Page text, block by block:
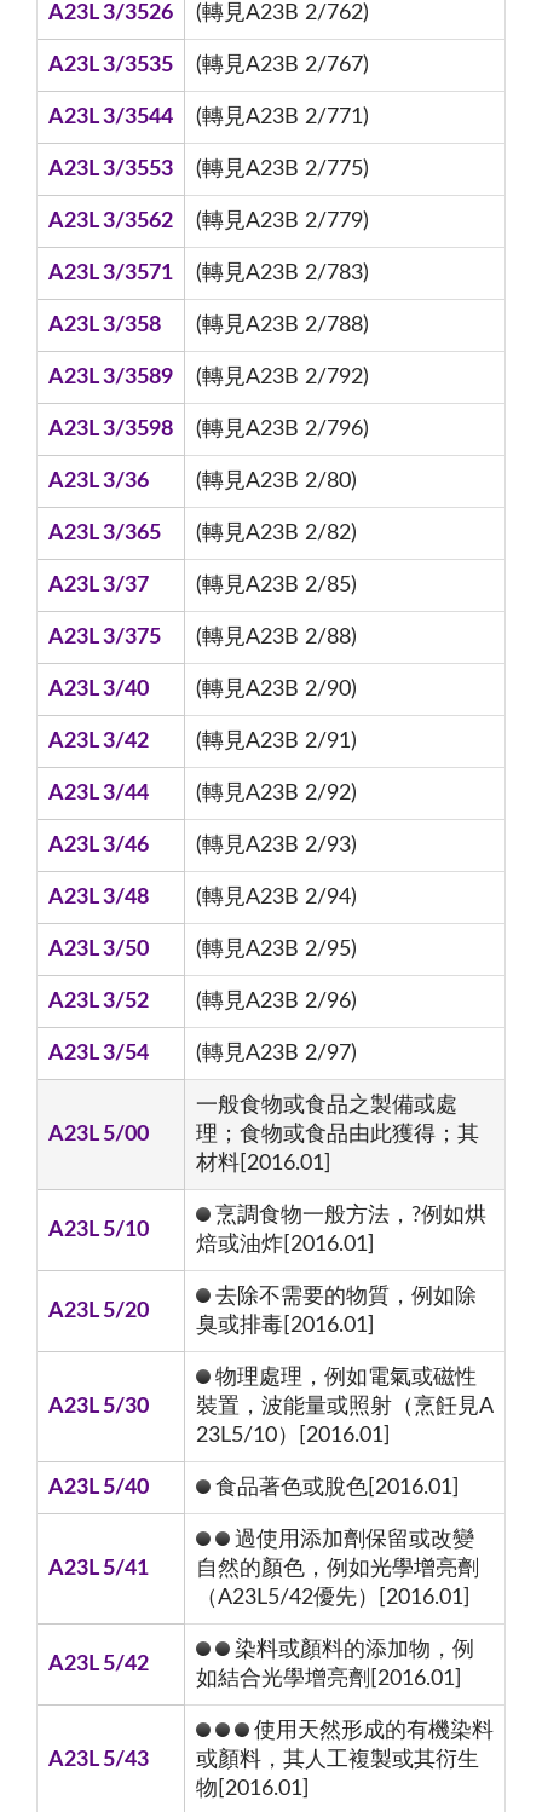
A23L 3/3526 (轉見A23B 2/762)
A23L 3/3535 (轉見A23B 2/767)
A23L 3/3544 (轉見A23B 2/771)
A23L 3/3553 (轉見A23B 2/775)
A23L 3/3562 (轉見A23B 2/779)
A23L 3/3571 (轉見A23B 2/783)
A23L 3/358 (轉見A23B 2/788)
A23L 3/3589 (轉見A23B 2/792)
A23L 3/3598 (轉見A23B 2/796)
A23L 3/36 (轉見A23B 2/80)
A23L 3/365 (轉見A23B 2/82)
A23L 3/37 (轉見A23B 2/85)
A23L 3/375 (轉見A23B 2/88)
A23L 3/40 (轉見A23B 2/90)
A23L 3/42 (轉見A23B 2/91)
A23L 3/44 (轉見A23B 2/92)
A23L 3/46 (轉見A23B 2/93)
A23L 3/48 (轉見A23B 2/94)
A23L 3/50 (轉見A23B 2/95)
A23L 3/52 (轉見A23B 2/96)
A23L 3/54 (轉見A23B 2/97)
A23L 5/00
一般食物或食品之製備或處
理；食物或食品由此獲得；其
材料[2016.01]
A23L 5/10
烹調食物一般方法，?例如烘
焙或油炸[2016.01]
A23L 5/20
去除不需要的物質，例如除
臭或排毒[2016.01]
A23L 5/30
物理處理，例如電氣或磁性
裝置，波能量或照射（烹飪見A
23L5/10）[2016.01]
A23L 5/40 食品著色或脫色[2016.01]
A23L 5/41
過使用添加劑保留或改變
自然的顏色，例如光學增亮劑
（A23L5/42優先）[2016.01]
A23L 5/42
染料或顏料的添加物，例
如結合光學增亮劑[2016.01]
A23L 5/43
使用天然形成的有機染料
或顏料，其人工複製或其衍生
物[2016.01]